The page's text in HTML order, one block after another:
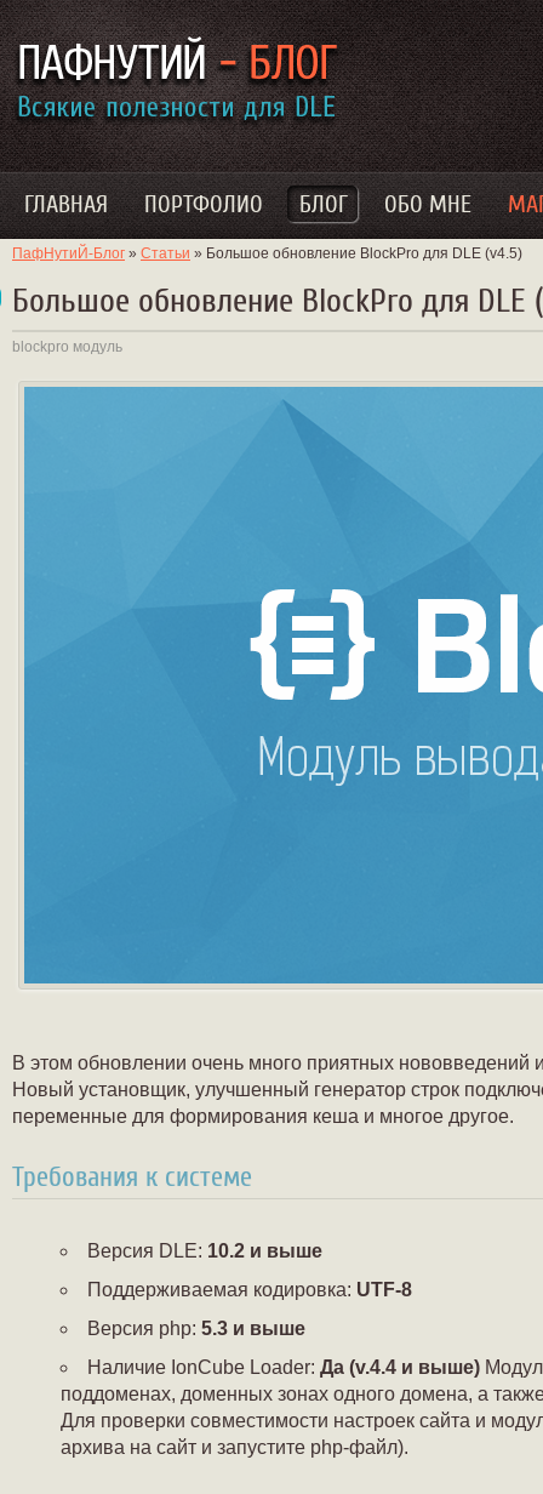
ГЛАВНАЯ ПОРТФОЛИО БЛОГ ОБО МНЕ
ПафНутиЙ-Блог » Статьи » Большое обновление BlockPro для DLE (v4.5)
Большое обновление BlockPro для DLE
blockpro модуль
В этом обновлении очень много приятных нововведений
Новый установщик, улучшенный генератор строк
переменные для формирования кеша и многое другое.
Требования к системе
Версия DLE: 10.2 и выше
Поддерживаемая кодировка: UTF-8
Версия php: 5.3 и выше
Наличие IonCube Loader: Да (v.4.4 и выше)
поддоменах, доменных зонах одного домена, а
Для проверки совместимости настроек сайта и
архива на сайт и запустите php-файл).